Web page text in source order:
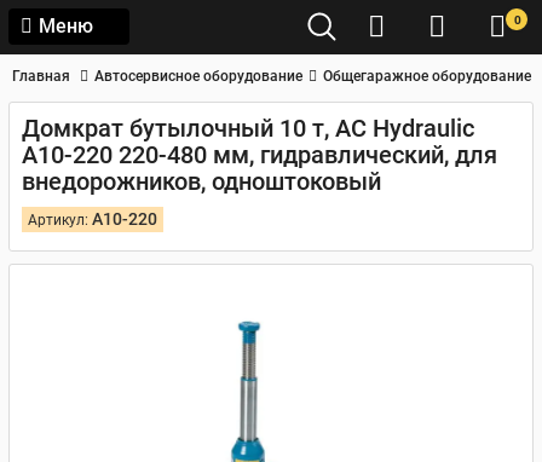
Меню 0
Главная Автосервисное оборудование Общегаражное оборудование
Домкрат бутылочный 10 т, AC Hydraulic
A10-220 220-480 мм, гидравлический, для
внедорожников, одноштоковый
Артикул: A10-220